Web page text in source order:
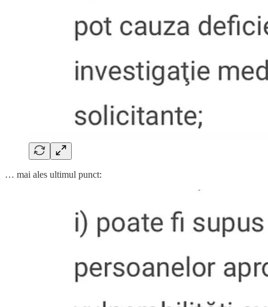
… mai ales ultimul punct: